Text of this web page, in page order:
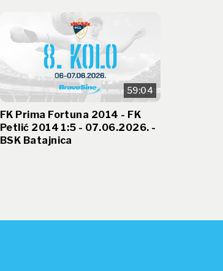
59:04
FK Prima Fortuna 2014 - FK
Petlić 2014 1:5 - 07.06.2026. -
BSK Batajnica